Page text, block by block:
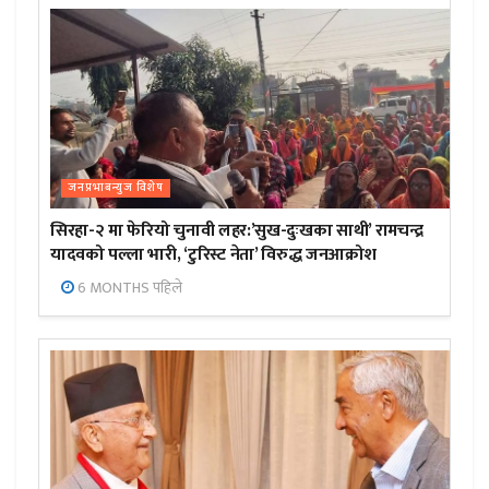
जनप्रभाबन्युज विशेष
सिरहा-२ मा फेरियो चुनावी लहर:’सुख-दुःखका साथी’ रामचन्द्र
यादवको पल्ला भारी, ‘टुरिस्ट नेता’ विरुद्ध जनआक्रोश
6 MONTHS पहिले